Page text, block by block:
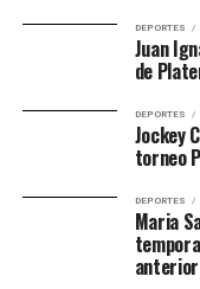
Gimnasia lo dio
semifinales de La
DON'T MISS
Deportivo Viedma
juego y llevó la
DEPORTES
Juan
de
DEPORTES
Jockey
torneo
DEPORTES
Maria